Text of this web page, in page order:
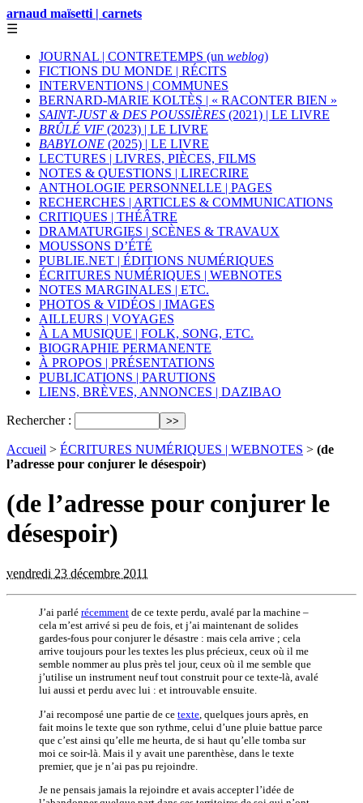
arnaud maïsetti | carnets
☰
JOURNAL | CONTRETEMPS (un weblog)
FICTIONS DU MONDE | RÉCITS
INTERVENTIONS | COMMUNES
BERNARD-MARIE KOLTÈS | « RACONTER BIEN »
SAINT-JUST & DES POUSSIÈRES (2021) | LE LIVRE
BRÛLÉ VIF (2023) | LE LIVRE
BABYLONE (2025) | LE LIVRE
LECTURES | LIVRES, PIÈCES, FILMS
NOTES & QUESTIONS | LIRECRIRE
ANTHOLOGIE PERSONNELLE | PAGES
RECHERCHES | ARTICLES & COMMUNICATIONS
CRITIQUES | THÉÂTRE
DRAMATURGIES | SCÈNES & TRAVAUX
MOUSSONS D’ÉTÉ
PUBLIE.NET | ÉDITIONS NUMÉRIQUES
ÉCRITURES NUMÉRIQUES | WEBNOTES
NOTES MARGINALES | ETC.
PHOTOS & VIDÉOS | IMAGES
AILLEURS | VOYAGES
À LA MUSIQUE | FOLK, SONG, ETC.
BIOGRAPHIE PERMANENTE
À PROPOS | PRÉSENTATIONS
PUBLICATIONS | PARUTIONS
LIENS, BRÈVES, ANNONCES | DAZIBAO
Rechercher :
Accueil > ÉCRITURES NUMÉRIQUES | WEBNOTES > (de
l’adresse pour conjurer le désespoir)
(de l’adresse pour conjurer le
désespoir)
vendredi 23 décembre 2011
J’ai parlé récemment de ce texte perdu, avalé par la machine –
cela m’est arrivé si peu de fois, et j’ai maintenant de solides
gardes-fous pour conjurer le désastre : mais cela arrive ; cela
arrive toujours pour les textes les plus précieux, ceux où il me
semble nommer au plus près tel jour, ceux où il me semble que
j’utilise un instrument neuf tout construit pour ce texte-là, avalé
lui aussi et perdu avec lui : et introuvable ensuite.
J’ai recomposé une partie de ce texte , quelques jours après, en
fait moins le texte que son rythme, celui d’une pluie battue parce
que c’est ainsi qu’elle me heurta, de si haut qu’elle tomba sur
moi ce soir-là. Mais il y avait une parenthèse, dans le texte
premier, que je n’ai pas pu rejoindre.
Je ne pensais jamais la rejoindre et avais accepter l’idée de